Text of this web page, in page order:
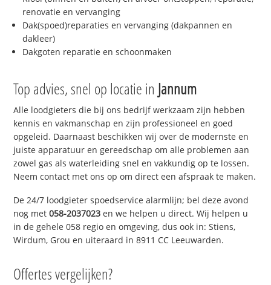
renovatie en vervanging
Dak(spoed)reparaties en vervanging (dakpannen en
dakleer)
Dakgoten reparatie en schoonmaken
Top advies, snel op locatie in Jannum
Alle loodgieters die bij ons bedrijf werkzaam zijn hebben
kennis en vakmanschap en zijn professioneel en goed
opgeleid. Daarnaast beschikken wij over de modernste en
juiste apparatuur en gereedschap om alle problemen aan
zowel gas als waterleiding snel en vakkundig op te lossen.
Neem contact met ons op om direct een afspraak te maken.
De 24/7 loodgieter spoedservice alarmlijn; bel deze avond
nog met058-2037023 en we helpen u direct. Wij helpen u
in de gehele 058 regio en omgeving, dus ook in: Stiens,
Wirdum, Grou en uiteraard in 8911 CC Leeuwarden.
Offertes vergelijken?